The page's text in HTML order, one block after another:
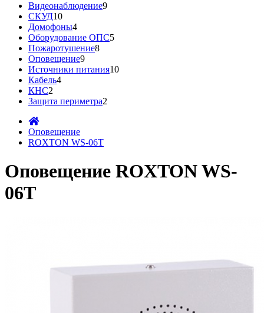
Видеонаблюдение9
СКУД10
Домофоны4
Оборудование ОПС5
Пожаротушение8
Оповещение9
Источники питания10
Кабель4
КНС2
Защита периметра2
Оповещение
ROXTON WS-06T
Оповещение ROXTON WS-
06T